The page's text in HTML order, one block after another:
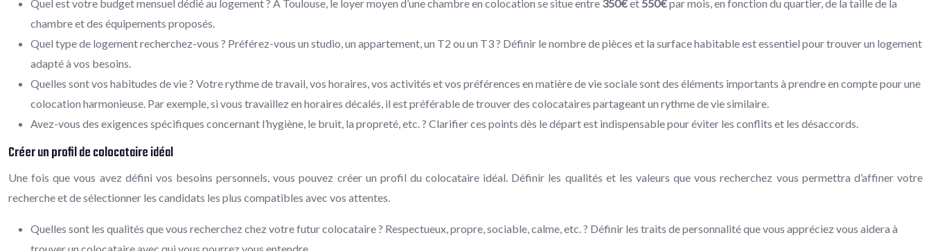
Quel est votre budget mensuel dédié au logement ? À Toulouse, le loyer moyen d’une chambre en colocation se situe entre 350€et 550€par mois, en fonction du quartier, de la taille de la
chambre et des équipements proposés.
Quel type de logement recherchez-vous ? Préférez-vous un studio, un appartement, un T2 ou un T3 ? Définir le nombre de pièces et la surface habitable est essentiel pour trouver un logement
adapté à vos besoins.
Quelles sont vos habitudes de vie ? Votre rythme de travail, vos horaires, vos activités et vos préférences en matière de vie sociale sont des éléments importants à prendre en compte pour une
colocation harmonieuse. Par exemple, si vous travaillez en horaires décalés, il est préférable de trouver des colocataires partageant un rythme de vie similaire.
Avez-vous des exigences spécifiques concernant l’hygiène, le bruit, la propreté, etc. ? Clarifier ces points dès le départ est indispensable pour éviter les conflits et les désaccords.
Créer un profil de colocataire idéal
Une fois que vous avez défini vos besoins personnels, vous pouvez créer un profil du colocataire idéal. Définir les qualités et les valeurs que vous recherchez vous permettra d’affiner votre
recherche et de sélectionner les candidats les plus compatibles avec vos attentes.
Quelles sont les qualités que vous recherchez chez votre futur colocataire ? Respectueux, propre, sociable, calme, etc. ? Définir les traits de personnalité que vous appréciez vous aidera à